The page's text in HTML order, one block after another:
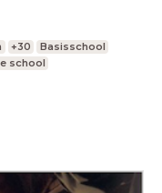
+30
Basisschool
school